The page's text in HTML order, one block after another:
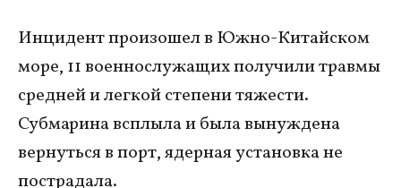
Инцидент произошел в Южно-Китайском
море, 11 военнослужащих получили травмы
средней и легкой степени тяжести.
Субмарина всплыла и была вынуждена
вернуться в порт, ядерная установка не
пострадала.